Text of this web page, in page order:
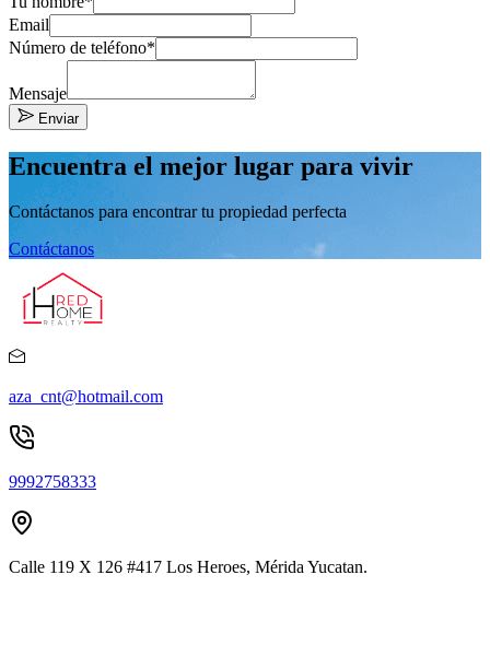
Email
Número de teléfono*
Mensaje
Enviar
Encuentra el mejor lugar para vivir
Contáctanos para encontrar tu propiedad perfecta
Contáctanos
aza_cnt@hotmail.com
9992758333
Calle 119 X 126 #417 Los Heroes, Mérida Yucatan.